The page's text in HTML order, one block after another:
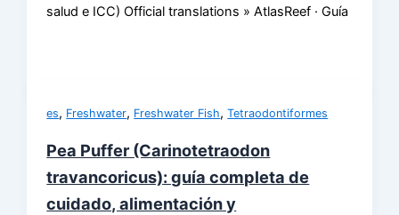
salud e ICC) Official translations » AtlasReef · Guía
es, Freshwater, Freshwater Fish,Tetraodontiformes
Pea Puffer (Carinotetraodon
travancoricus): guía completa de
cuidado, alimentación y